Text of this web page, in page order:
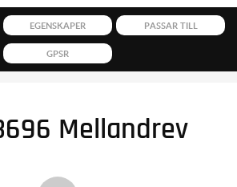
EGENSKAPER PASSAR TILL
GPSR
Mellandrev